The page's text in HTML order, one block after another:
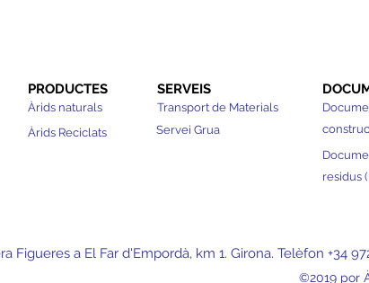
PRODUCTES
Àrids naturals
Àrids Reciclats
SERVEIS
Transport de Materials
Servei Grua
residus
Figueres a El Far d'Empordà, km 1. Girona. Telèfon +34
©2019 por